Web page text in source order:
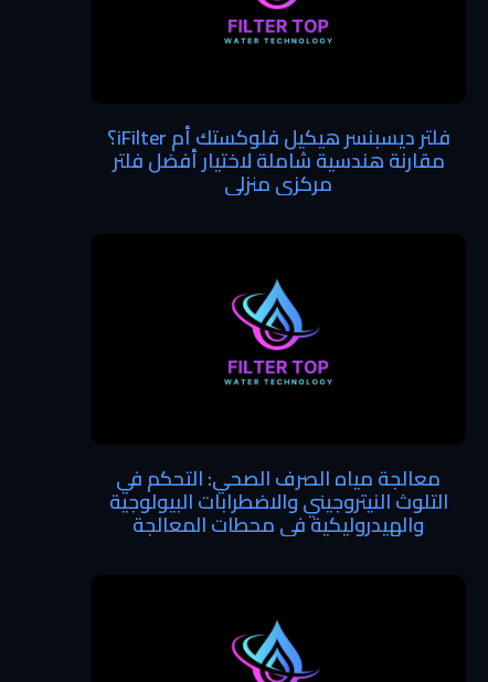
فلتر ديسبنسر هيكيل فلوكستك أم iFilter؟
مقارنة هندسية شاملة لاختيار أفضل فلتر
مركزي منزلي
معالجة مياه الصرف الصحي: التحكم في
التلوث النيتروجيني والاضطرابات البيولوجية
والهيدروليكية في محطات المعالجة